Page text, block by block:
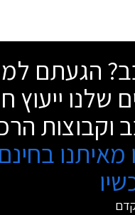
הגעתם
שלנו ייעוץ
וקבוצות
מאיתנו בחינם